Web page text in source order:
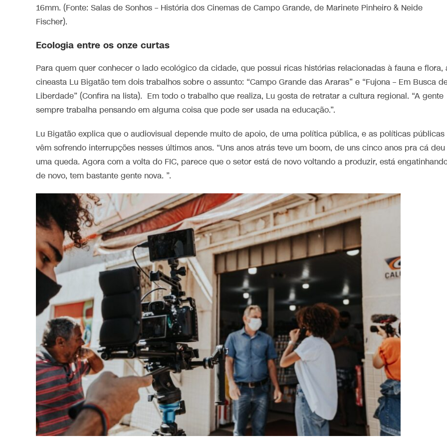
16mm. (Fonte: Salas de Sonhos – História dos Cinemas de Campo Grande, de Marinete Pinheiro & Neide
Fischer).
Ecologia entre os onze curtas
Para quem quer conhecer o lado ecológico da cidade, que possui ricas histórias relacionadas à fauna e flora,
cineasta Lu Bigatão tem dois trabalhos sobre o assunto: “Campo Grande das Araras” e “Fujona – Em Busca
Liberdade” (Confira na lista). Em todo o trabalho que realiza, Lu gosta de retratar a cultura regional. “A gente
sempre trabalha pensando em alguma coisa que pode ser usada na educação.”.
Lu Bigatão explica que o audiovisual depende muito de apoio, de uma política pública, e as políticas públicas
vêm sofrendo interrupções nesses últimos anos. “Uns anos atrás teve um boom, de uns cinco anos pra cá deu
uma queda. Agora com a volta do FIC, parece que o setor está de novo voltando a produzir, está
de novo, tem bastante gente nova. ”.